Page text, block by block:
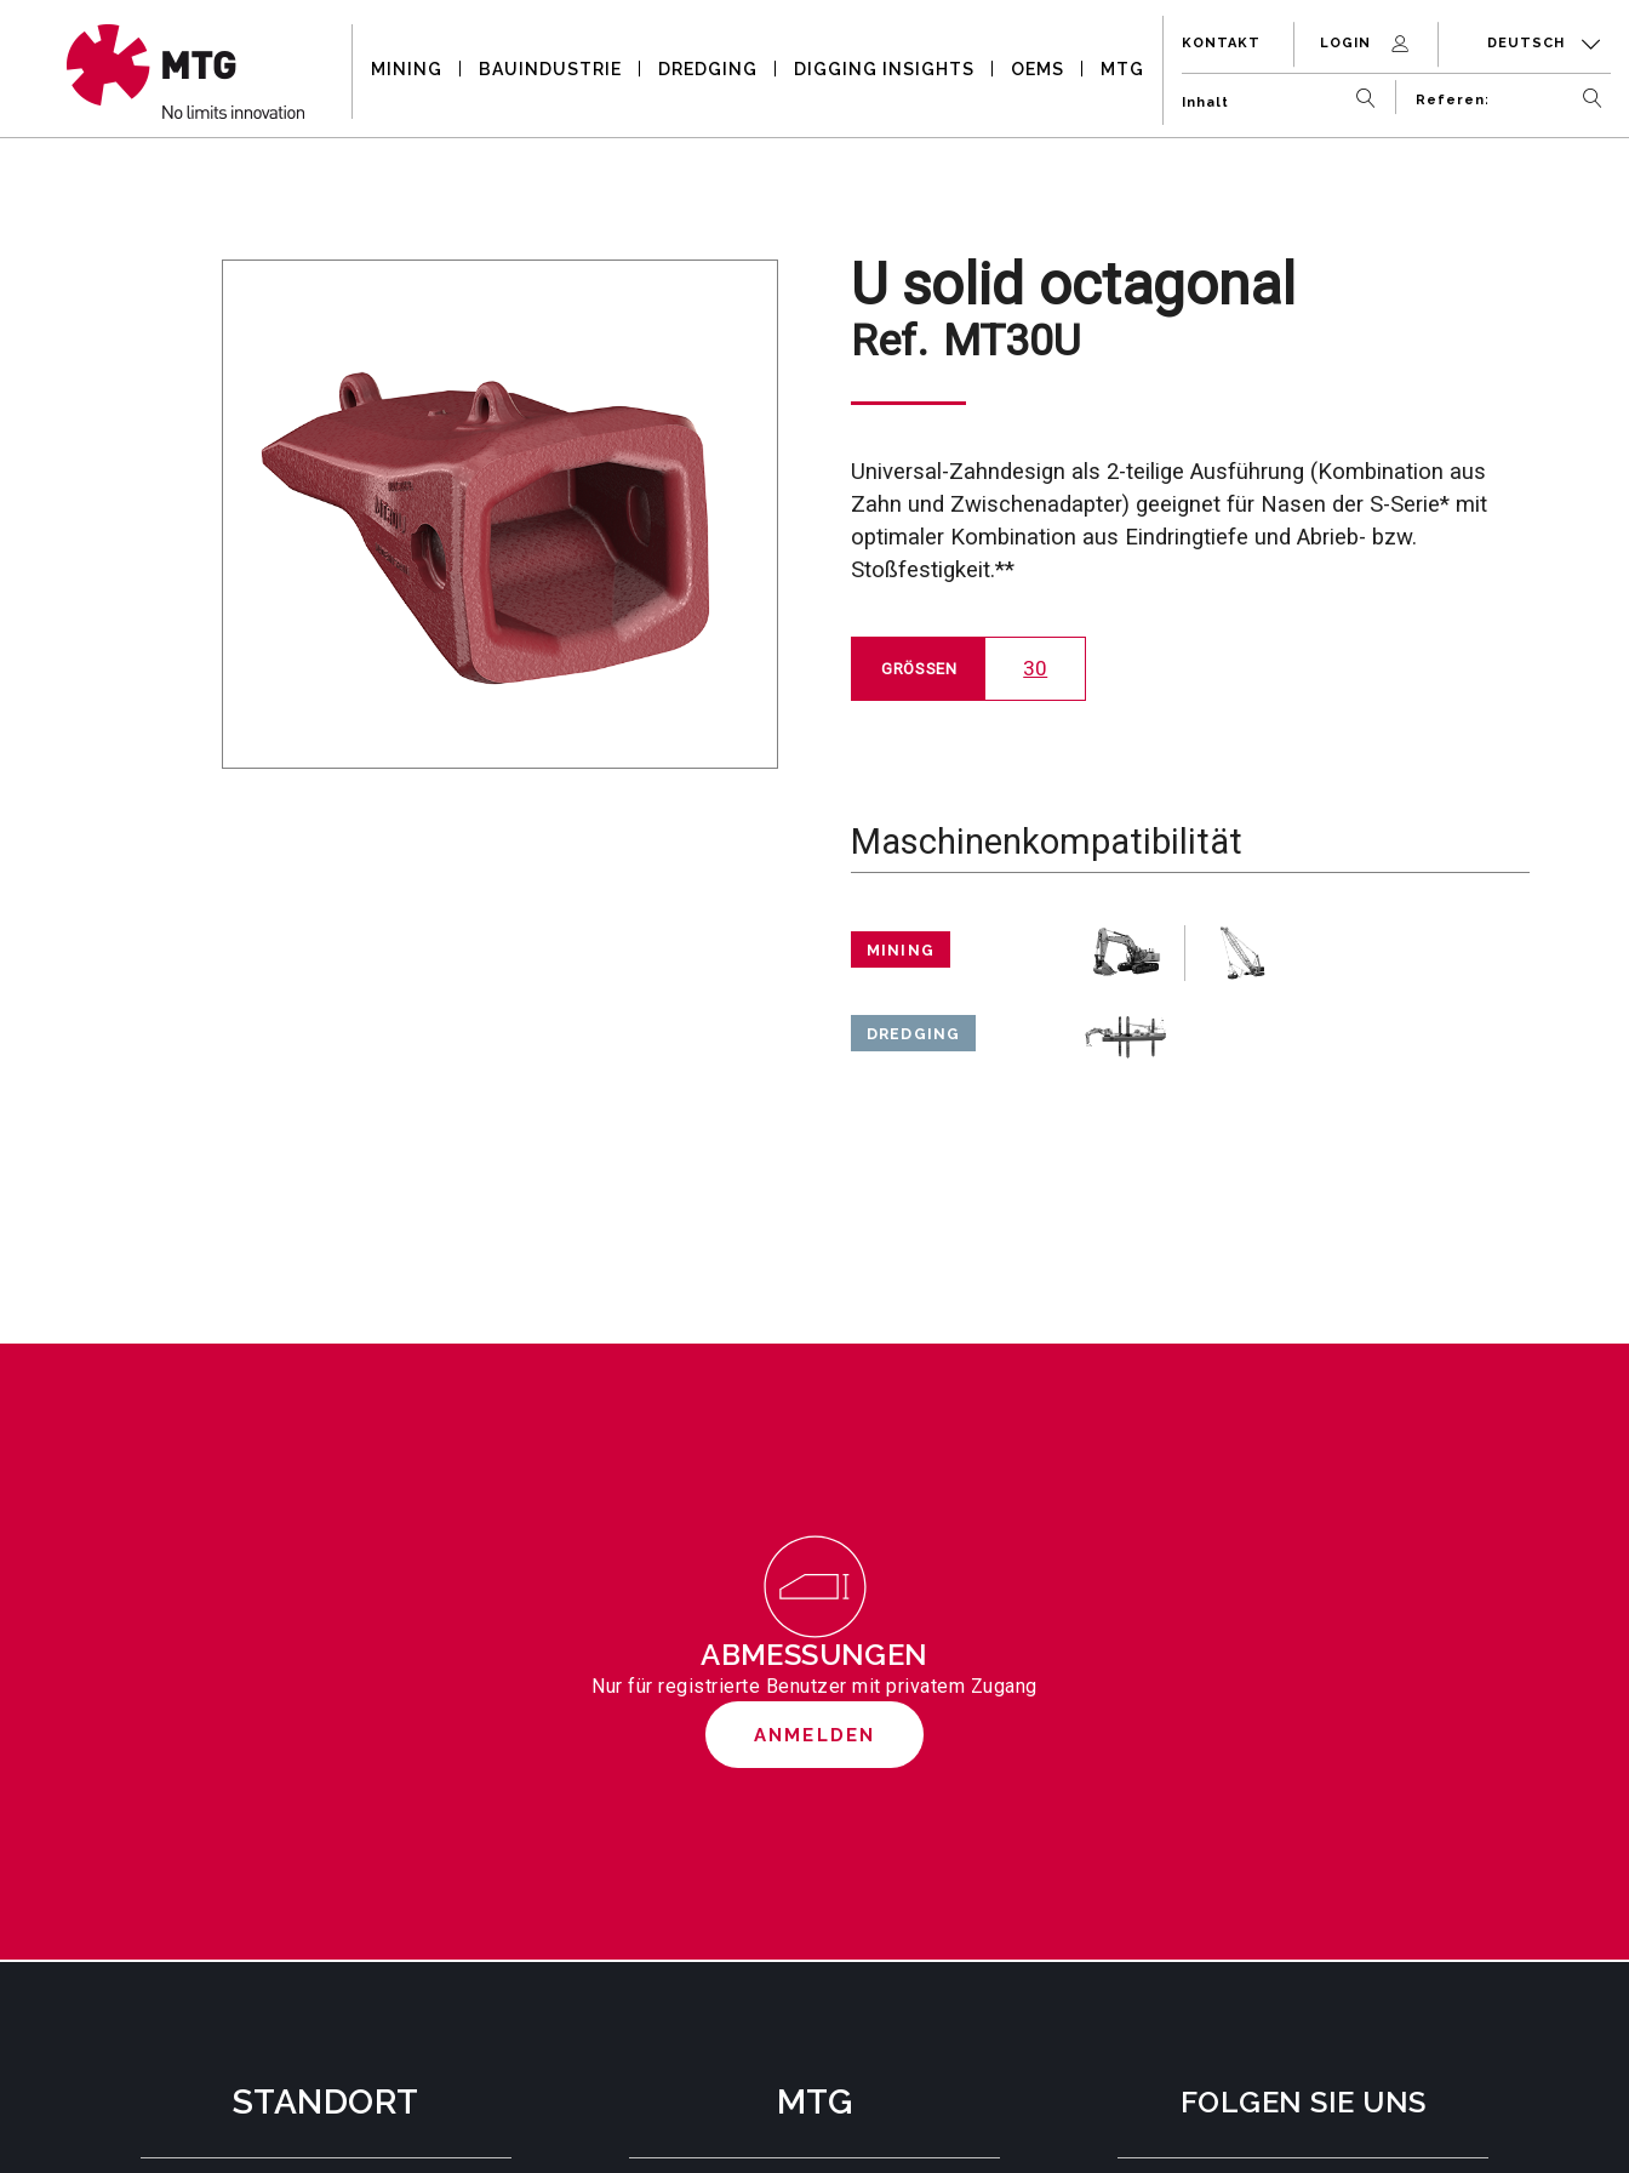
MINING BAUINDUSTRIE DREDGING DIGGING INSIGHTS OEMS MTG
KONTAKT LOGIN DEUTSCH
U solid octagonal
Ref. MT30U
Universal-Zahndesign als 2-teilige Ausführung (Kombination aus
Zahn und Zwischenadapter) geeignet für Nasen der S-Serie* mit
optimaler Kombination aus Eindringtiefe und Abrieb- bzw.
Stoßfestigkeit.**
GRÖSSEN 30
Maschinenkompatibilität
MINING
DREDGING
ABMESSUNGEN
Nur für registrierte Benutzer mit privatem Zugang
ANMELDEN
STANDORT MTG FOLGEN SIE UNS